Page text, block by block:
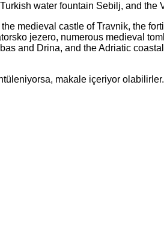
water fountain Sebilj, and the
medieval castle of Travnik, the
jezero, numerous medieval
and Drina, and the Adriatic
makale içeriyor olabilirler.